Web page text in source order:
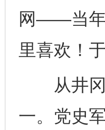
网——当年
里喜欢！
从井冈
一。党史